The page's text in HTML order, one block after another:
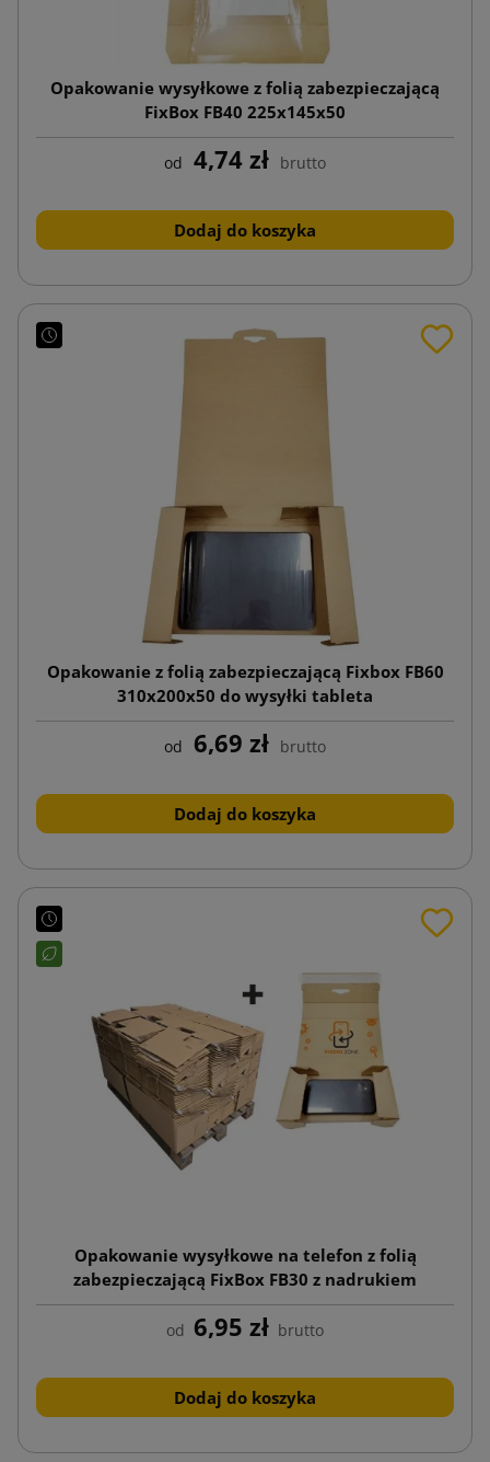
Opakowanie wysyłkowe z folią zabezpieczającą
FixBox FB40 225x145x50
od 4,74 zł brutto
Dodaj do koszyka
Opakowanie z folią zabezpieczającą Fixbox FB60
310x200x50 do wysyłki tableta
od 6,69 zł brutto
Dodaj do koszyka
Opakowanie wysyłkowe na telefon z folią
zabezpieczającą FixBox FB30 z nadrukiem
200x95x35
od 6,95 zł brutto
Dodaj do koszyka